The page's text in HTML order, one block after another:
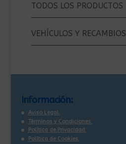
TODOS LOS PRODUCTOS
VEHÍCULOS Y RECAMBIOS
Información:
Aviso Legal.
Términos y Condiciones.
Política de Privacidad.
Política de Cookies.